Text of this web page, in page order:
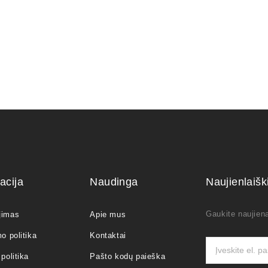
politika
Naudinga
Apie mus
Kontaktai
Pašto kodų paieška
Gaukite